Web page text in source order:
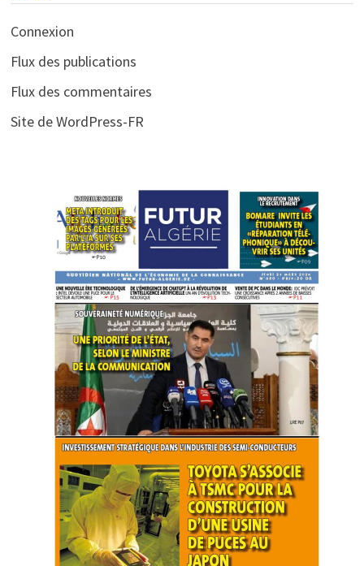
Connexion
Flux des publications
Flux des commentaires
Site de WordPress-FR